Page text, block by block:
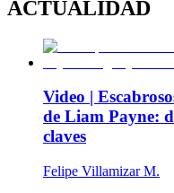
ACTUALIDAD
Video |
de Liam Payne:
claves
Felipe Villamizar M.